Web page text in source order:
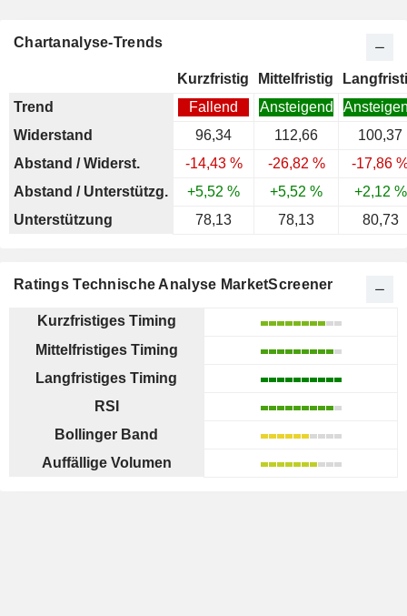
Chartanalyse-Trends
Kurzfristig Mittelfristig
Trend
Fallend Ansteigend
Widerstand
96,34 112,66
100,37
Abstand / Widerst.
-14,43 % -26,82 %
-17,86
Abstand / Unterstützg.
+5,52 % +5,52 %
+2,12 %
Unterstützung
78,13 78,13 80,73
Ratings Technische Analyse MarketScreener
Kurzfristiges Timing
Mittelfristiges Timing
Langfristiges Timing
RSI
Bollinger Band
Auffällige Volumen